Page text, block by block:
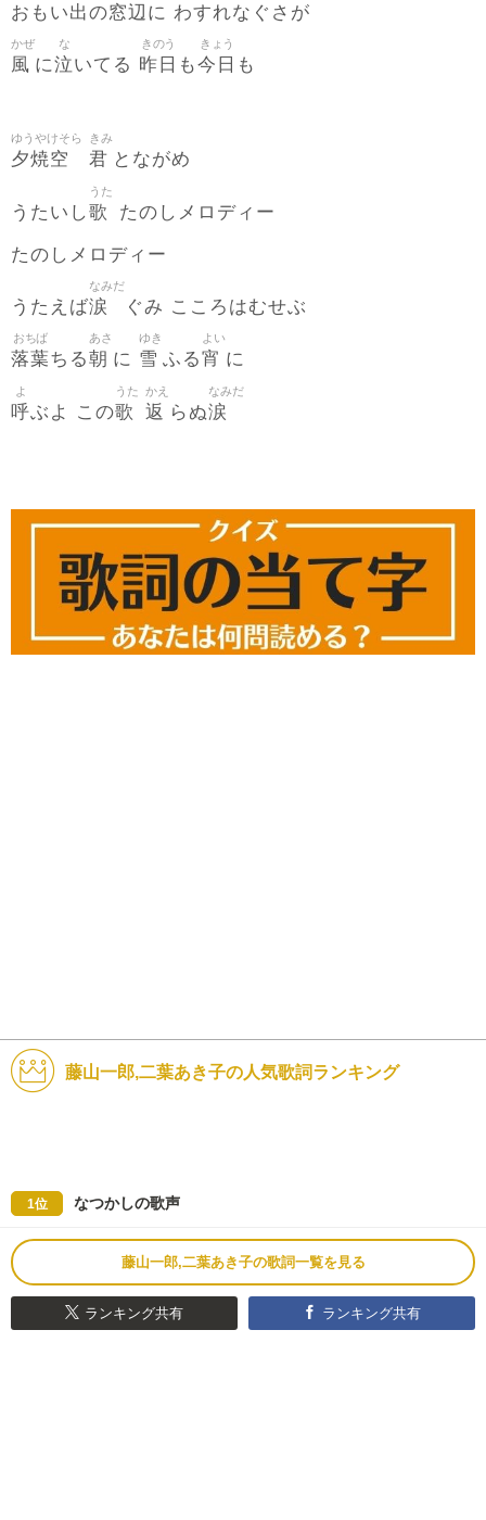
おもい出の窓辺 に わすれなぐさが
風
かぜ
に泣
な
いてる 昨日
きのう
も今日
きょう
も
夕焼空
ゆうやけそら
君
きみ
とながめ
うたいし歌
うた
たのしメロディー
たのしメロディー
うたえば涙
なみだ
ぐみ こころはむせぶ
落葉
おちば
ちる朝
あさ
に 雪
ゆき
ふる宵
よい
に
呼
よ
ぶよ この歌
うた
返
かえ
らぬ涙
なみだ
藤山一郎,二葉あき子の人気歌詞ランキング
1位 なつかしの歌声
藤山一郎,二葉あき子の歌詞一覧を見る
ランキング共有 ランキング共有